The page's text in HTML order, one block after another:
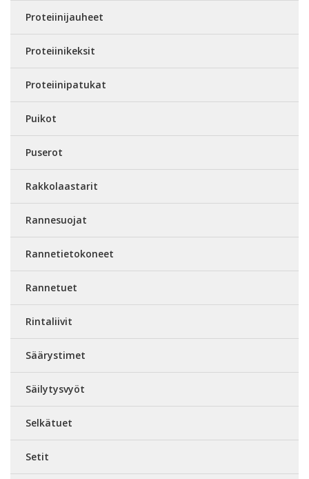
Proteiinijauheet
Proteiinikeksit
Proteiinipatukat
Puikot
Puserot
Rakkolaastarit
Rannesuojat
Rannetietokoneet
Rannetuet
Rintaliivit
Säärystimet
Säilytysvyöt
Selkätuet
Setit